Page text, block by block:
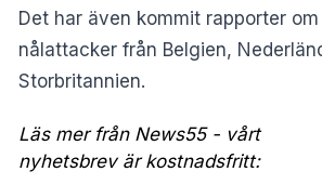
Det har även kommit rapporter
nålattacker från Belgien,
Storbritannien.
Läs mer från News55 - vårt
nyhetsbrev är kostnadsfritt: